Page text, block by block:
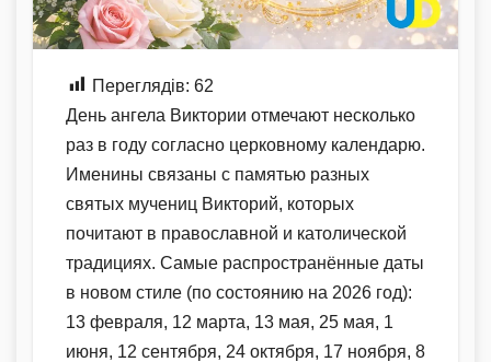
Переглядів: 62
День ангела Виктории отмечают несколько
раз в году согласно церковному календарю.
Именины связаны с памятью разных
святых мучениц Викторий, которых
почитают в православной и католической
традициях. Самые распространённые даты
в новом стиле (по состоянию на 2026 год):
13 февраля, 12 марта, 13 мая, 25 мая, 1
июня, 12 сентября, 24 октября, 17 ноября, 8